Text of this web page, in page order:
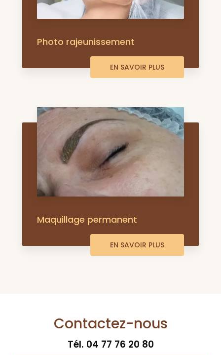
Photo rajeunissement
EN SAVOIR PLUS
Maquillage permanent
EN SAVOIR PLUS
Contactez-nous
Tél. 04 77 76 20 80